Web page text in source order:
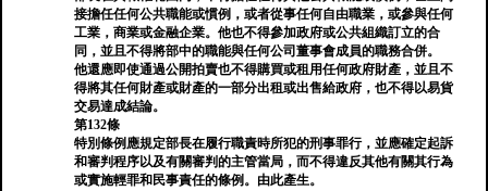
接擔任任何公共職能或慣例，或者從事任何自由職業，或參與任何
工業，商業或金融企業。他也不得參加政府或公共組織訂立的合
同，並且不得將部中的職能與任何公司董事會成員的職務合併。
他還應即使通過公開拍賣也不得購買或租用任何政府財產，並且不
得將其任何財產或財產的一部分出租或出售給政府，也不得以易貨
交易達成結論。
第132條
特別條例應規定部長在履行職責時所犯的刑事罪行，並應確定起訴
和審判程序以及有關審判的主管當局，而不得違反其他有關其行為
或實施輕罪和民事責任的條例。由此產生。